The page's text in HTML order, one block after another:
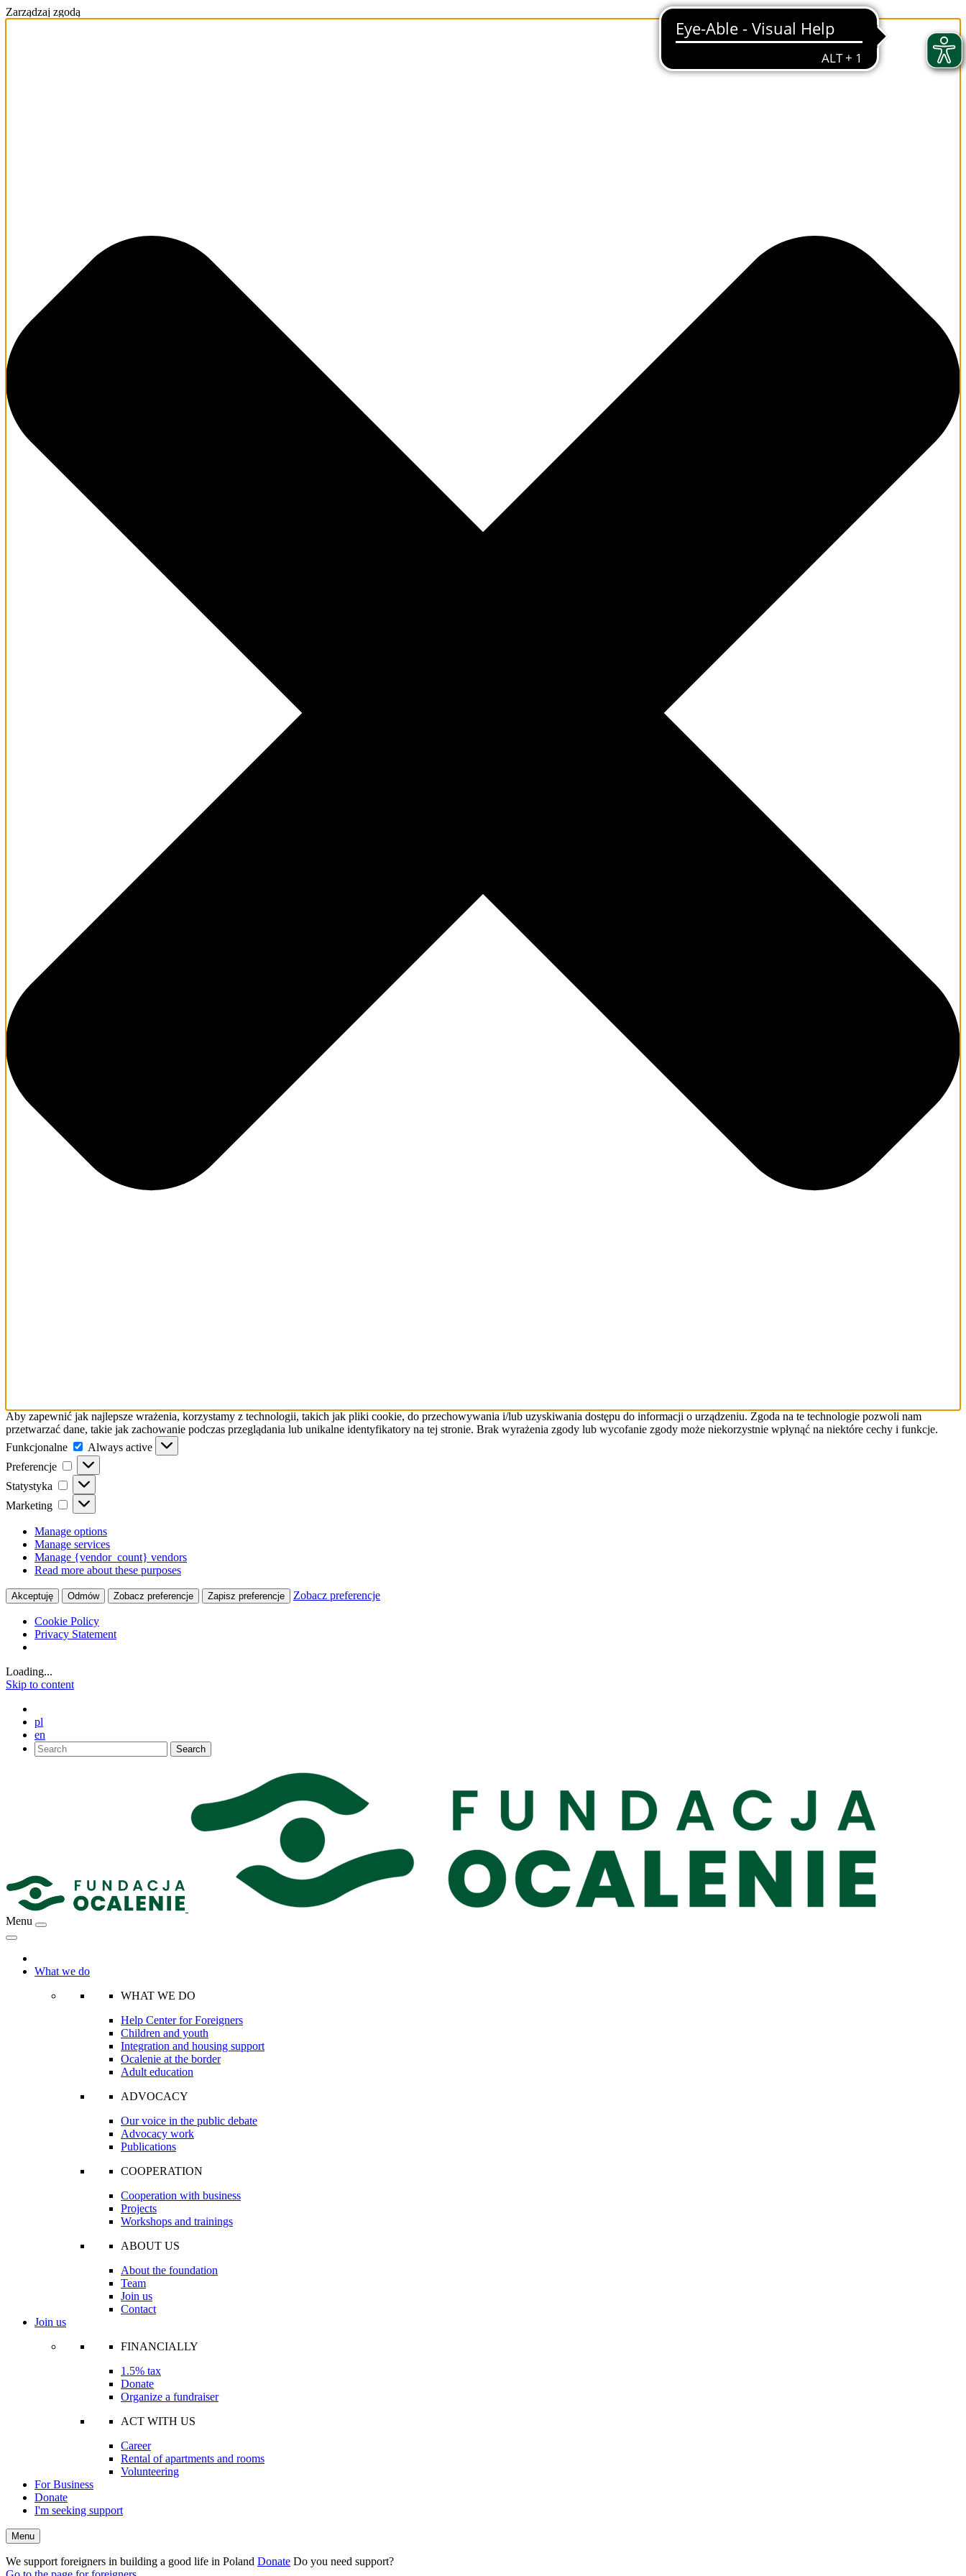
Zarządzaj zgodą
Aby zapewnić jak najlepsze wrażenia, korzystamy z technologii, takich jak pliki cookie, do przechowywania i/lub uzyskiwania dostępu do informacji o urządzeniu. Zgoda na te technologie pozwoli nam
przetwarzać dane, takie jak zachowanie podczas przeglądania lub unikalne identyfikatory na tej stronie. Brak wyrażenia zgody lub wycofanie zgody może niekorzystnie wpłynąć na niektóre cechy i funkcje.
Funkcjonalne
Funkcjonalne
Always active
Preferencje
Preferencje
Statystyka Statystyka
Marketing Marketing
Manage options
Manage services
Manage {vendor_count} vendors
Read more about these purposes
Akceptuję Odmów Zobacz preferencje Zapisz preferencje Zobacz preferencje
Cookie Policy
Privacy Statement
Loading...
Skip to content
pl
en
Search
Menu
What we do
WHAT WE DO
Help Center for Foreigners
Children and youth
Integration and housing support
Ocalenie at the border
Adult education
ADVOCACY
Our voice in the public debate
Advocacy work
Publications
COOPERATION
Cooperation with business
Projects
Workshops and trainings
ABOUT US
About the foundation
Team
Join us
Contact
Join us
FINANCIALLY
1.5% tax
Donate
Organize a fundraiser
ACT WITH US
Career
Rental of apartments and rooms
Volunteering
For Business
Donate
I'm seeking support
Menu
We support foreigners in building a good life in Poland Donate Do you need support?